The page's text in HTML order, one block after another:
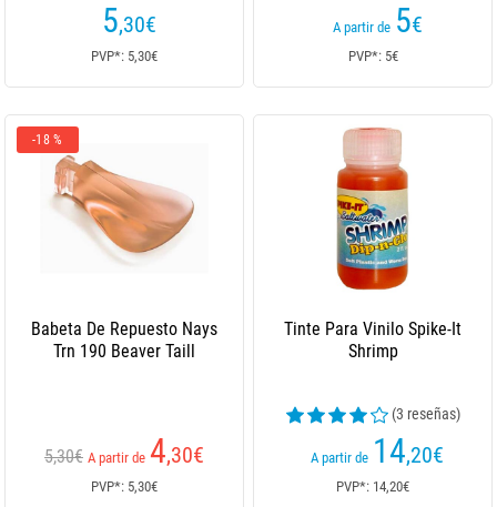
5,30€
PVP*: 5,30€
A partir de 5€
PVP*: 5€
-18 %
Babeta De Repuesto Nays
Trn 190 Beaver Taill
5,30€ A partir de 4,30€
PVP*: 5,30€
Tinte Para Vinilo Spike-It
Shrimp
(3 reseñas)
A partir de 14,20€
PVP*: 14,20€